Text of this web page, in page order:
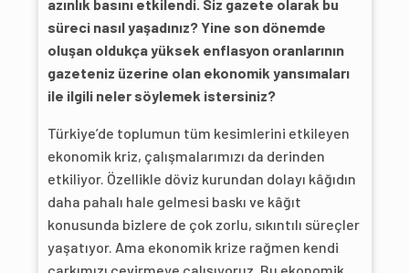
azınlık basını etkilendi. Siz gazete olarak bu
süreci nasıl yaşadınız? Yine son dönemde
oluşan oldukça yüksek enflasyon oranlarının
gazeteniz üzerine olan ekonomik yansımaları
ile ilgili neler söylemek istersiniz?
Türkiye’de toplumun tüm kesimlerini etkileyen
ekonomik kriz, çalışmalarımızı da derinden
etkiliyor. Özellikle döviz kurundan dolayı kâğıdın
daha pahalı hale gelmesi baskı ve kâğıt
konusunda bizlere de çok zorlu, sıkıntılı süreçler
yaşatıyor. Ama ekonomik krize rağmen kendi